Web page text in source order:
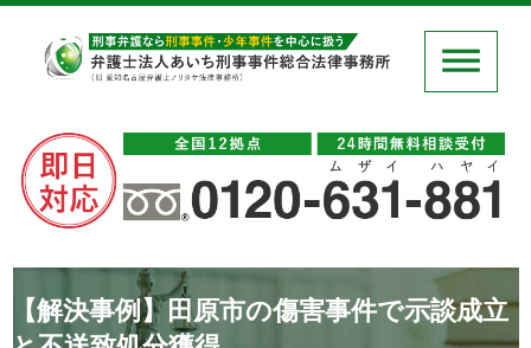
【解決事例】田原市の傷害事件で示談成立